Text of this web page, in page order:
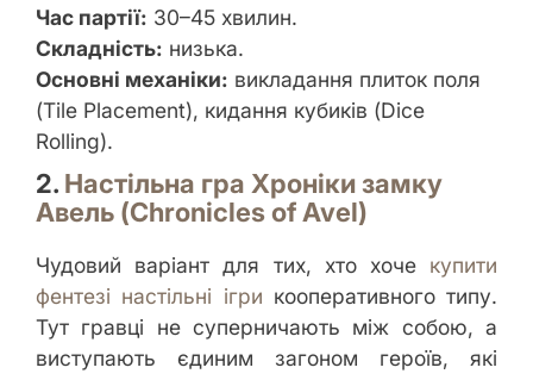
Час партії: 30–45 хвилин.
Складність: низька.
Основні механіки: викладання плиток поля
(Tile Placement), кидання кубиків (Dice
Rolling).
2. Настільна гра Хроніки замку
Авель (Chronicles of Avel)
Чудовий варіант для тих, хто хоче купити
фентезі настільні ігри кооперативного типу.
Тут гравці не суперничають між собою, а
виступають єдиним загоном героїв, які